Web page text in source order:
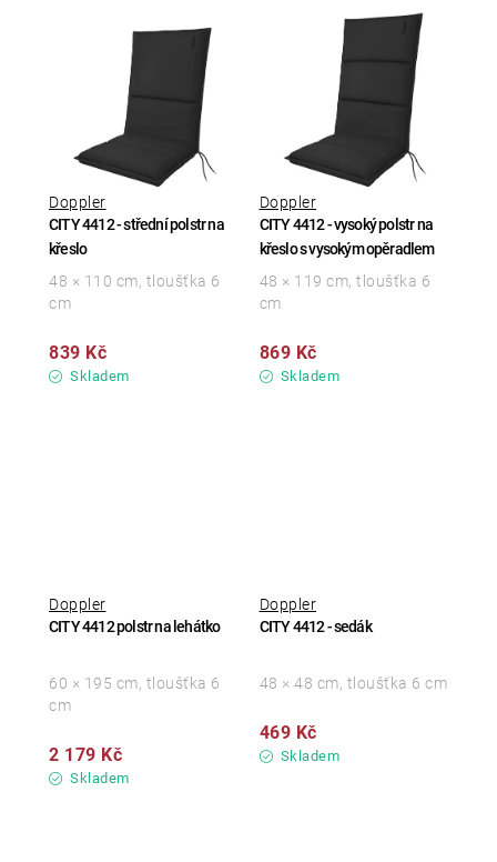
CITY 4412 - střední polstr na
křeslo
Doppler
Skladem
839 Kč
48 × 110 cm, tloušťka 6
cm
CITY 4412 - vysoký polstr na
křeslo s vysokým opěradlem
Doppler
Skladem
869 Kč
48 × 119 cm, tloušťka 6
cm
CITY 4412 polstr na lehátko
Doppler
Skladem
2 179 Kč
60 × 195 cm, tloušťka 6
cm
CITY 4412 - sedák
Doppler
Skladem
469 Kč
48 × 48 cm, tloušťka 6 cm